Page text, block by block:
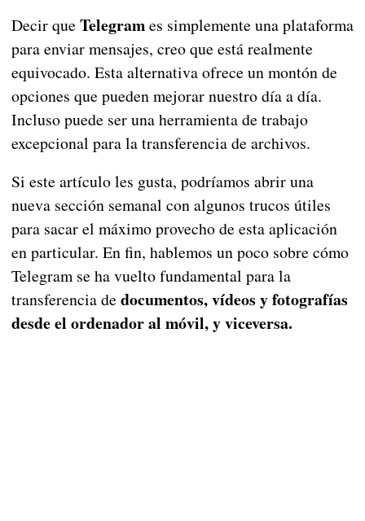
Decir que Telegrames simplemente una plataforma
para enviar mensajes, creo que está realmente
equivocado. Esta alternativa ofrece un montón de
opciones que pueden mejorar nuestro día a día.
Incluso puede ser una herramienta de trabajo
excepcional para la transferencia de archivos.
Si este artículo les gusta, podríamos abrir una
nueva sección semanal con algunos trucos útiles
para sacar el máximo provecho de esta aplicación
en particular. En fin, hablemos un poco sobre cómo
Telegram se ha vuelto fundamental para la
transferencia de documentos, vídeos y fotografías
desde el ordenador al móvil, y viceversa.